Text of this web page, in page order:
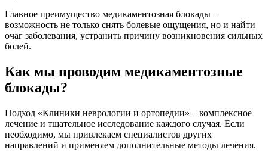
Главное преимущество медикаментозная блокады –
возможность не только снять болевые ощущения, но и найти
очаг заболевания, устранить причину возникновения сильных
болей.
Как мы проводим медикаментозные
блокады?
Подход «Клиники неврологии и ортопедии» – комплексное
лечение и тщательное исследование каждого случая. Если
необходимо, мы привлекаем специалистов других
направлений и применяем дополнительные методы лечения.